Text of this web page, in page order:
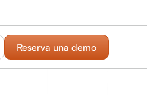
Reserva una demo